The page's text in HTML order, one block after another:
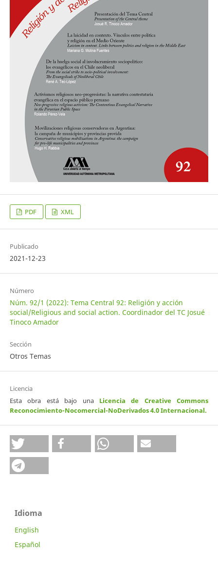
PDF XML
Publicado
2021-12-23
Número
Núm. 92/1 (2022): Tema Central 92: Religión y acción
social/Religious and social action. Coordinador del TC Josué
Tinoco Amador
Sección
Otros Temas
Licencia
Esta obra está bajo una Licencia de Creative Commons
Reconocimiento-Nocomercial-NoDerivados 4.0 Internacional.
Idioma
English
Español